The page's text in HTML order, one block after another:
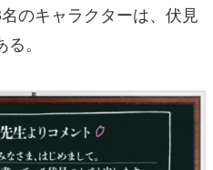
のキャラクターは、伏見
。